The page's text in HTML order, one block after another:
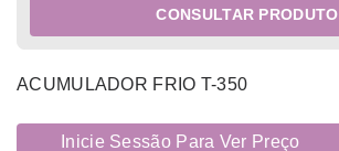
CONSULTAR PRODUTO
ACUMULADOR FRIO T-350
Inicie Sessão Para Ver Preço